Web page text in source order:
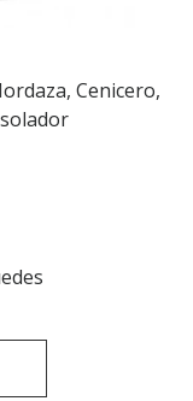
Cenicero,